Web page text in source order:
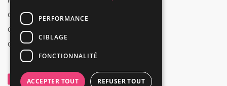
CGV
CGU
Contact
PERFORMANCE
CIBLAGE
FONCTIONNALITÉ
ACCEPTER TOUT REFUSER TOUT